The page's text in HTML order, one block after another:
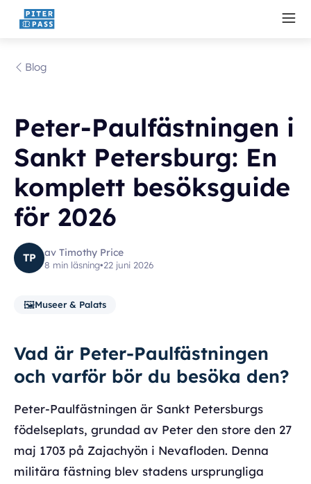
Blog
Peter-Paulfästningen i
Sankt Petersburg: En
komplett besöksguide
för 2026
TP av Timothy Price
8 min läsning•22 juni 2026
🖼️Museer & Palats
Vad är Peter-Paulfästningen
och varför bör du besöka den?
Peter-Paulfästningen är Sankt Petersburgs
födelseplats, grundad av Peter den store den 27
maj 1703 på Zajachyön i Nevafloden. Denna
militära fästning blev stadens ursprungliga